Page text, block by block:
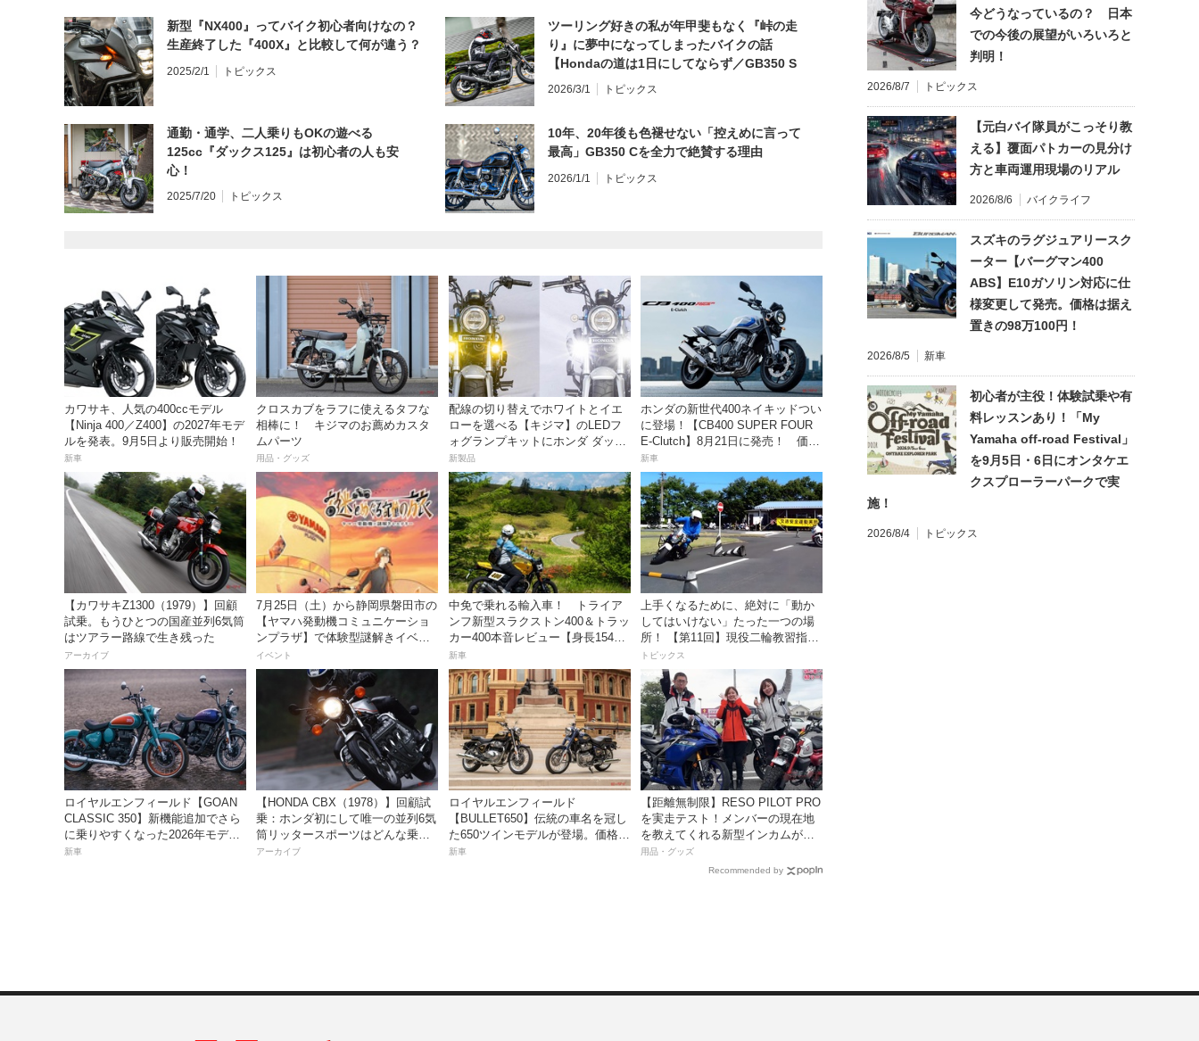
新型『NX400』ってバイク初心者向けなの？
生産終了した『400X』と比較して何が違う？
2025/2/1 トピックス
ツーリング好きの私が年甲斐もなく『峠の走
り』に夢中になってしまったバイクの話
【Hondaの道は1日にしてならず／GB350 S
インプレ・レビュー 前編】
2026/3/1 トピックス
通勤・通学、二人乗りもOKの遊べる
125cc『ダックス125』は初心者の人も安
心！
2025/7/20 トピックス
10年、20年後も色褪せない「控えめに言って
最高」GB350 Cを全力で絶賛する理由
2026/1/1 トピックス
カワサキ、人気の400ccモデル
【Ninja 400／Z400】の2027年モデ
ルを発表。9月5日より販売開始！
新車
クロスカブをラフに使えるタフな
相棒に！ キジマのお薦めカスタ
ムパーツ
用品・グッズ
配線の切り替えでホワイトとイエ
ローを選べる【キジマ】のLEDフ
ォグランプキットにホンダ ダック
ス／グロム用が登場
新製品
ホンダの新世代400ネイキッドつい
に登場！【CB400 SUPER FOUR
E-Clutch】8月21日に発売！ 価格
99万8800円
新車
【カワサキZ1300（1979）】回顧
試乗。もうひとつの国産並列6気筒
はツアラー路線で生き残った
アーカイブ
7月25日（土）から静岡県磐田市の
【ヤマハ発動機コミュニケーショ
ンプラザ】で体験型謎解きイベン
トを開催！
イベント
中免で乗れる輸入車！ トライア
ンフ新型スラクストン400＆トラッ
カー400本音レビュー【身長154cm
の足着きは？】
新車
上手くなるために、絶対に「動か
してはいけない」たった一つの場
所！ 【第11回】現役二輪教習指導
員YouTuberばくのライテク講座
トピックス
ロイヤルエンフィールド【GOAN
CLASSIC 350】新機能追加でさら
に乗りやすくなった2026年モデル
は、価格80万800円〜で7月31日発
新車
【HONDA CBX（1978）】回顧試
乗：ホンダ初にして唯一の並列6気
筒リッタースポーツはどんな乗り
味だったのか？
アーカイブ
ロイヤルエンフィールド
【BULLET650】伝統の車名を冠し
た650ツインモデルが登場。価格98
万100円〜で、8月27日発売！
新車
【距離無制限】RESO PILOT PRO
を実走テスト！メンバーの現在地
を教えてくれる新型インカムがめ
っちゃ便利な３つの理由【動画付
用品・グッズ
Recommended by
今どうなっているの？ 日本
での今後の展望がいろいろと
判明！
2026/8/7 トピックス
【元白バイ隊員がこっそり教
える】覆面パトカーの見分け
方と車両運用現場のリアル
2026/8/6 バイクライフ
スズキのラグジュアリースク
ーター【バーグマン400
ABS】E10ガソリン対応に仕
様変更して発売。価格は据え
置きの98万100円！
2026/8/5 新車
初心者が主役！体験試乗や有
料レッスンあり！「My
Yamaha off-road Festival」
を9月5日・6日にオンタケエ
クスプローラーパークで実
施！
2026/8/4 トピックス